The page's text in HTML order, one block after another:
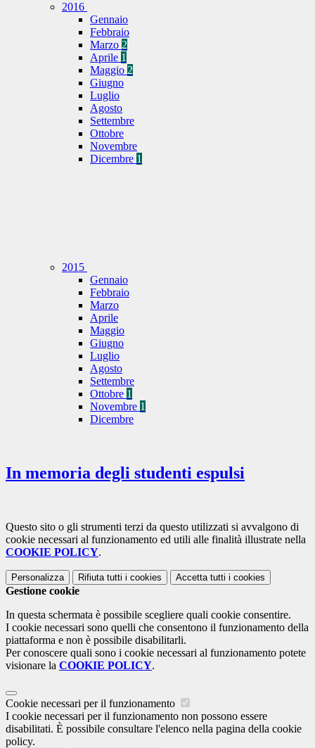
2016
Gennaio
Febbraio
Marzo 2
Aprile 1
Maggio 2
Giugno
Luglio
Agosto
Settembre
Ottobre
Novembre
Dicembre 1
2015
Gennaio
Febbraio
Marzo
Aprile
Maggio
Giugno
Luglio
Agosto
Settembre
Ottobre 1
Novembre 1
Dicembre
In memoria degli studenti espulsi
Questo sito o gli strumenti terzi da questo utilizzati si avvalgono di
cookie necessari al funzionamento ed utili alle finalità illustrate nella
COOKIE POLICY.
Personalizza Rifiuta tutti i cookies Accetta tutti i cookies
Gestione cookie
In questa schermata è possibile scegliere quali cookie consentire.
I cookie necessari sono quelli che consentono il funzionamento della
piattaforma e non è possibile disabilitarli.
Per conoscere quali sono i cookie necessari al funzionamento potete
visionare la COOKIE POLICY.
Cookie necessari per il funzionamento
I cookie necessari per il funzionamento non possono essere
disabilitati. È possibile consultare l'elenco nella pagina della cookie
policy.